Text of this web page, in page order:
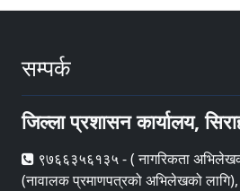
सम्पर्क
जिल्ला प्रशासन कार्यालय,
९७६६३५६१३५ - ( नागरिकता
(नावालक प्रमाणपत्रको अभिलेखको